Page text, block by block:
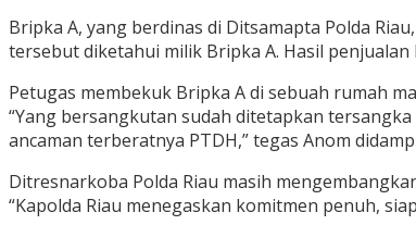
Bripka A, yang berdinas di Ditsamapta Polda
tersebut diketahui milik Bripka A. Hasil
Petugas membekuk Bripka A di sebuah rumah
“Yang bersangkutan sudah ditetapkan
ancaman terberatnya PTDH,” tegas Anom
Ditresnarkoba Polda Riau masih
“Kapolda Riau menegaskan komitmen penuh,